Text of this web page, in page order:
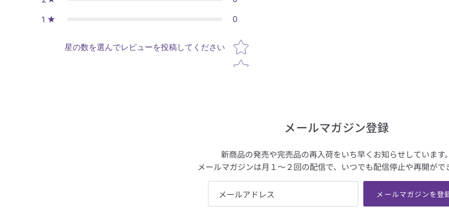
1 0
星の数を選んでレビューを投稿してください Star rating
メールマガジン登録
新商品の発売や完売品の再入荷をいち早くお知らせしています。
メールマガジンは月１～２回の配信で、いつでも配信停止や再開がで
メールマガジンを登